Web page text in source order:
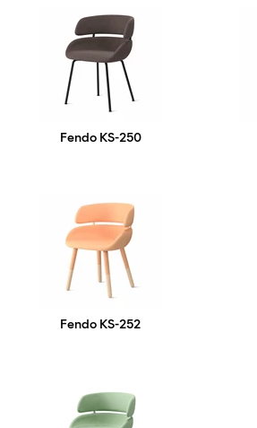
Fendo KS-250
Fendo KS-252